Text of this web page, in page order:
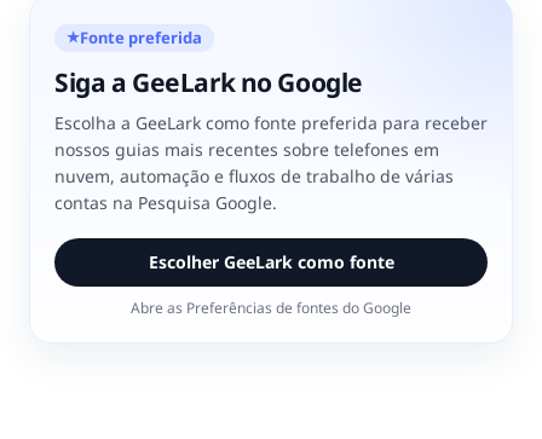
★Fonte preferida
Siga a GeeLark no Google
Escolha a GeeLark como fonte preferida para receber
nossos guias mais recentes sobre telefones em
nuvem, automação e fluxos de trabalho de várias
contas na Pesquisa Google.
Escolher GeeLark como fonte
Abre as Preferências de fontes do Google